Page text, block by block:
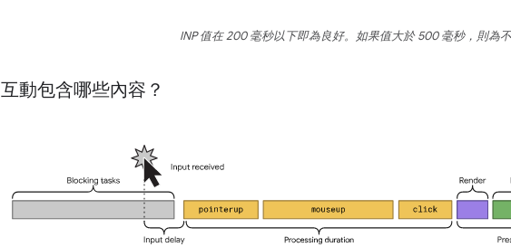
INP 值在 200 毫秒以下即為良好。如果值大於 500 毫秒，則為
互動包含哪些內容？